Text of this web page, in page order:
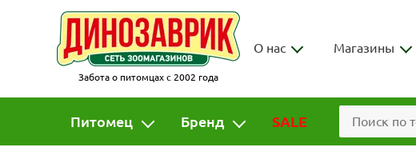
Забота о питомцах с 2002 года
О нас Магазины
Питомец Бренд SALE